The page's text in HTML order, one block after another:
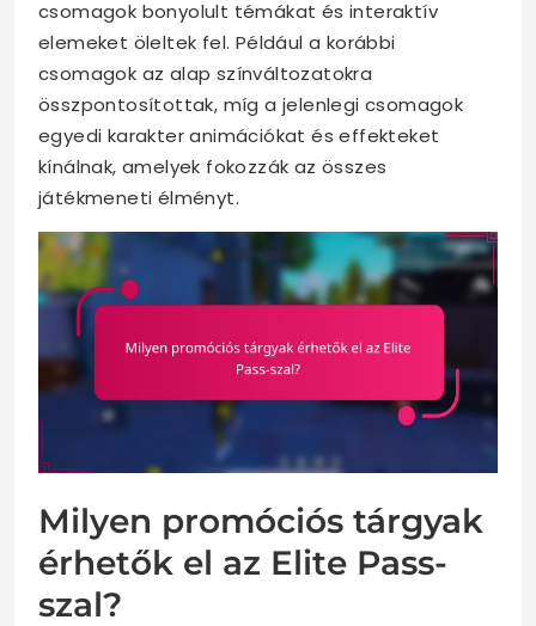
csomagok bonyolult témákat és interaktív
elemeket öleltek fel. Például a korábbi
csomagok az alap színváltozatokra
összpontosítottak, míg a jelenlegi csomagok
egyedi karakter animációkat és effekteket
kínálnak, amelyek fokozzák az összes
játékmeneti élményt.
Milyen promóciós tárgyak
érhetők el az Elite Pass-
szal?